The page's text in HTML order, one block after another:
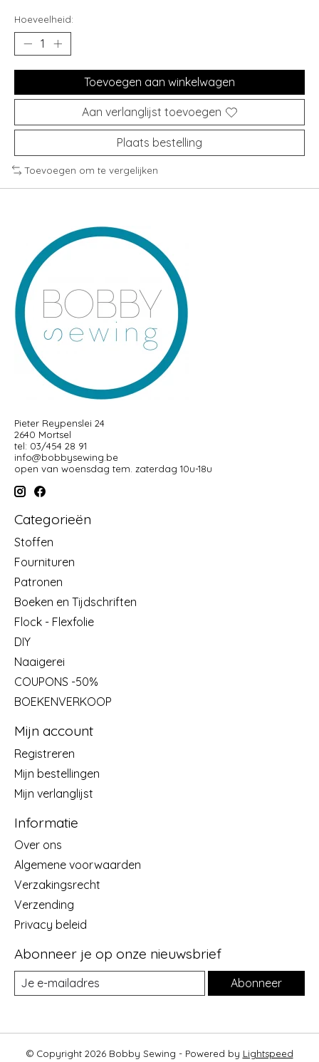
Hoeveelheid:
Toevoegen aan winkelwagen
Aan verlanglijst toevoegen
Plaats bestelling
Toevoegen om te vergelijken
Pieter Reypenslei 24
2640 Mortsel
tel: 03/454 28 91
info@bobbysewing.be
open van woensdag tem. zaterdag 10u-18u
Categorieën
Stoffen
Fournituren
Patronen
Boeken en Tijdschriften
Flock - Flexfolie
DIY
Naaigerei
COUPONS -50%
BOEKENVERKOOP
Mijn account
Registreren
Mijn bestellingen
Mijn verlanglijst
Informatie
Over ons
Algemene voorwaarden
Verzakingsrecht
Verzending
Privacy beleid
Abonneer je op onze nieuwsbrief
Abonneer
© Copyright 2026 Bobby Sewing - Powered by Lightspeed